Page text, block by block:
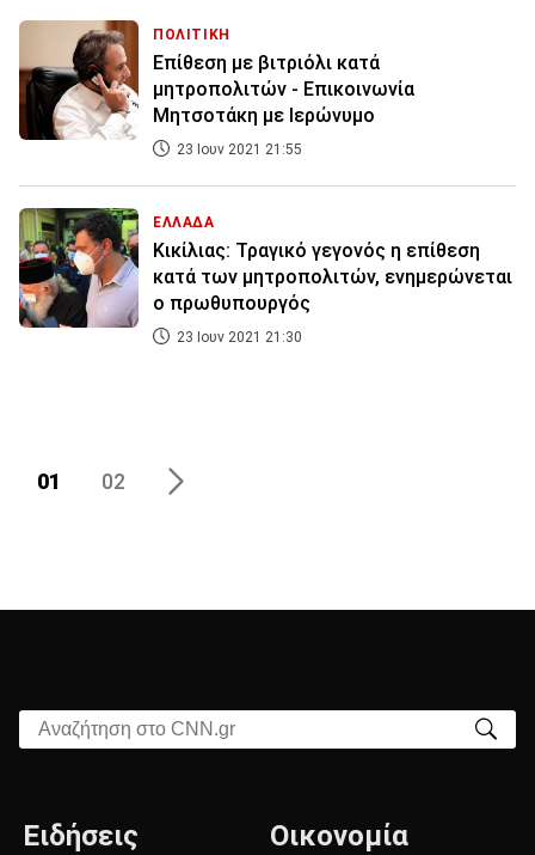
ΠΟΛΙΤΙΚΗ
Επίθεση με βιτριόλι κατά
μητροπολιτών - Επικοινωνία
Μητσοτάκη με Ιερώνυμο
23 Ιουν 2021 21:55
ΕΛΛΑΔΑ
Κικίλιας: Τραγικό γεγονός η επίθεση
κατά των μητροπολιτών, ενημερώνεται
ο πρωθυπουργός
23 Ιουν 2021 21:30
01 02
Αναζήτηση στο CNN.gr
Ειδήσεις Οικονομία